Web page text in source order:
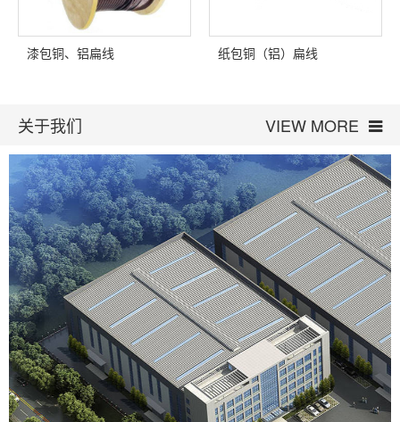
漆包铜、铝扁线 纸包铜（铝）扁线
关于我们 VIEW MORE